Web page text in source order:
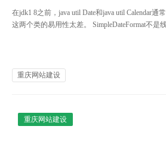
在jdk1 8之前，java util Date和java util Calendar通
这两个类的易用性太差。 SimpleDateFormat不是
重庆网站建设
重庆网站建设